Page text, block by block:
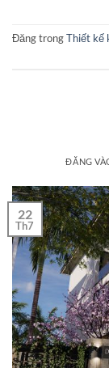
Đăng trongThiết kế
ĐĂNG
22
Th7